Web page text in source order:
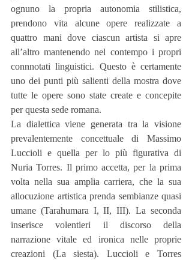
ognuno la propria autonomia stilistica,
prendono vita alcune opere realizzate a
quattro mani dove ciascun artista si apre
all’altro mantenendo nel contempo i propri
connnotati linguistici. Questo è certamente
uno dei punti più salienti della mostra dove
tutte le opere sono state create e concepite
per questa sede romana.
La dialettica viene generata tra la visione
prevalentemente concettuale di Massimo
Luccioli e quella per lo più figurativa di
Nuria Torres. Il primo accetta, per la prima
volta nella sua amplia carriera, che la sua
allocuzione artistica prenda sembianze quasi
umane (Tarahumara I, II, III). La seconda
inserisce volentieri il discorso della
narrazione vitale ed ironica nelle proprie
creazioni (La siesta). Luccioli e Torres